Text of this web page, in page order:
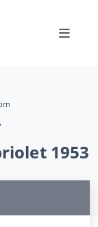
1953